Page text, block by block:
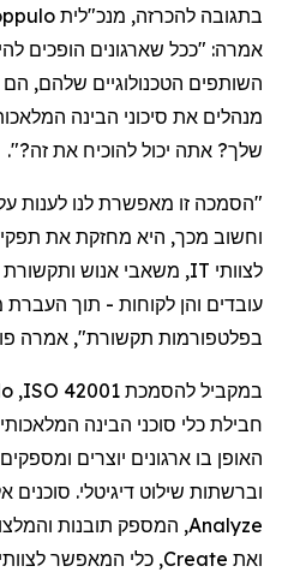
בתגובה להכרזה, מנכ"לית
אמרה: "ככל שארגונים הופכים
השותפים הטכנולוגיים שלהם, הם
מנהלים את סיכוני הבינה
שלך? אתה יכול להוכיח את זה?".
"הסמכה זו מאפשרת לנו לענות
וחשוב מכך, היא מחזקת את
לצוותי
משאבי אנוש ותקשורת
עובדים והן לקוחות - תוך העברת
בפלטפורמות תקשורת", אמרה
במקביל להסמכת ISO 42001
,
חבילת כלי סוכני הבינה
האופן בו ארגונים יוצרים ומספקים
וברשתות שילוט דיגיטלי. סוכנים
Analyze
, המספק תובנות
ואת Create
, כלי המאפשר